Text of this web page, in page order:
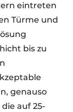
eintreten
Türme und
bis zu
genauso
auf 25-